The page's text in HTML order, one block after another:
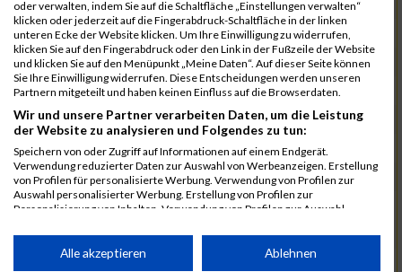
5543 Marycs
00:47:04.0
5599 Name 00:47:12.3 04:16:28
5477 Heigl
00:48:00.5
5488 Hoffmann
00:50:28.2
5641
Thaler Krug
00:54:01.5
5485 Hitzel
00:56:46.2
5448 Fichtl 00:56:47.8 04:54:07
5649 Urban
00:56:49.7
5561 Mutnovic
00:56:50.0
Kubisch
00:56:51.5
oder verwalten, indem Sie auf die Schaltfläche „Einstellungen verwalten“
klicken oder jederzeit auf die Fingerabdruck-Schaltfläche in der linken
unteren Ecke der Website klicken. Um Ihre Einwilligung zu widerrufen,
klicken Sie auf den Fingerabdruck oder den Link in der Fußzeile der Website
und klicken Sie auf den Menüpunkt „Meine Daten“. Auf dieser Seite können
Sie Ihre Einwilligung widerrufen. Diese Entscheidungen werden unseren
Partnern mitgeteilt und haben keinen Einfluss auf die Browserdaten.
Wir und unsere Partner verarbeiten Daten, um die Leistung
der Website zu analysieren und Folgendes zu tun:
Speichern von oder Zugriff auf Informationen auf einem Endgerät.
Verwendung reduzierter Daten zur Auswahl von Werbeanzeigen. Erstellung
von Profilen für personalisierte Werbung. Verwendung von Profilen zur
Auswahl personalisierter Werbung. Erstellung von Profilen zur
Personalisierung von Inhalten. Verwendung von Profilen zur Auswahl
Performance von Inhalten. Analyse von Zielgruppen durch Statistiken oder
Kombinationen von Daten aus verschiedenen Quellen. Entwicklung und
Alle akzeptieren Ablehnen